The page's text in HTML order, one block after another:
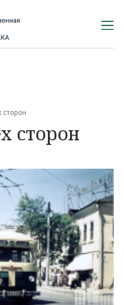
сторон
сторон